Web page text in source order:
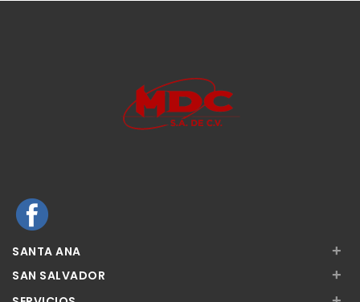
SANTA ANA +
SAN SALVADOR +